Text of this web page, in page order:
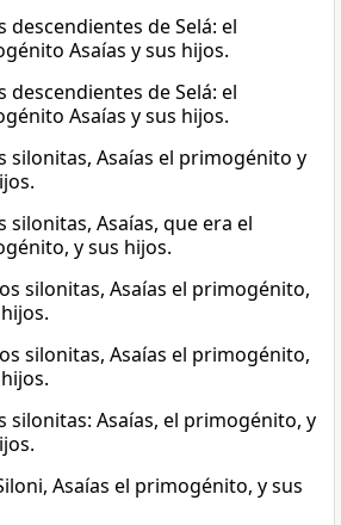
descendientes de Selá: el
Asaías y sus hijos.
descendientes de Selá: el
Asaías y sus hijos.
silonitas, Asaías el primogénito y
silonitas, Asaías, que era el
y sus hijos.
silonitas, Asaías el primogénito,
silonitas, Asaías el primogénito,
silonitas: Asaías, el primogénito, y
Asaías el primogénito, y sus